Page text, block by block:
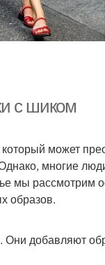
с шиком
может
многие
мы рассмотрим
образов.
добавляют